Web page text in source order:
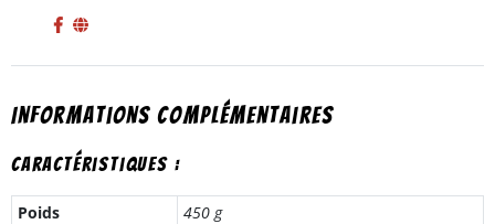
Informations complémentaires
Caractéristiques :
Poids
450 g